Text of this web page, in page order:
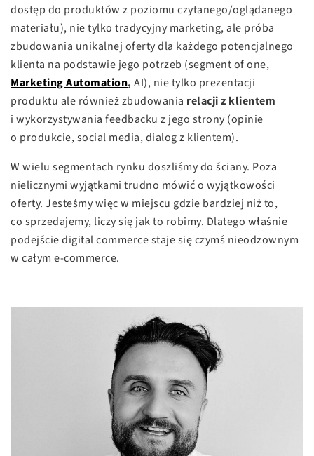
dostęp do produktów z poziomu czytanego/oglądanego
materiału), nie tylko tradycyjny marketing, ale próba
zbudowania unikalnej oferty dla każdego potencjalnego
klienta na podstawie jego potrzeb (segment of one,
Marketing Automation, AI), nie tylko prezentacji
produktu ale również zbudowania relacji z klientem
i wykorzystywania feedbacku z jego strony (opinie
o produkcie, social media, dialog z klientem).
W wielu segmentach rynku doszliśmy do ściany. Poza
nielicznymi wyjątkami trudno mówić o wyjątkowości
oferty. Jesteśmy więc w miejscu gdzie bardziej niż to,
co sprzedajemy, liczy się jak to robimy. Dlatego właśnie
podejście digital commerce staje się czymś nieodzownym
w całym e-commerce.